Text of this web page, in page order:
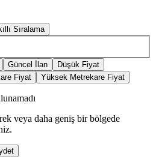
Sıralama
Güncel İlan
Düşük Fiyat
Fiyat Yüksek Metrekare Fiyat
veya daha geniş bir bölgede